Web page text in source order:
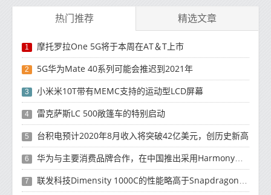
热门推荐 精选文章
1 摩托罗拉One 5G将于本周在AT＆T上市
2 5G华为Mate 40系列可能会推迟到2021年
3 小米米10T带有MEMC支持的运动型LCD屏幕
4 雷克萨斯LC 500敞篷车的特别启动
5 台积电预计2020年8月收入将突破42亿美元，创历史新高
6 华为与主要消费品牌合作，在中国推出采用HarmonyOS 2.0的智能家居产品
7 联发科技Dimensity 1000C的性能略高于Snapdragon 765G